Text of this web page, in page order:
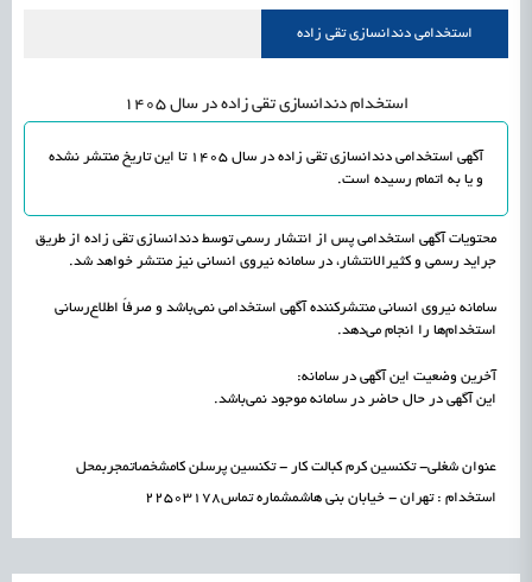
اشتغال و کارآفرینی راه‌اندازی «کارخانه نوآوری مینیاتوری فرآورده‌های گیاهی و طبیعی» در دستور کار معاونتاستخدامی دندانسازی تقی زاده
استخدام دندانسازی تقی زاده در سال 1405
آگهی استخدامی دندانسازی تقی زاده در سال 1405 تا این تاریخ منتشر نشده
و یا به اتمام رسیده است.
محتویات آگهی استخدامی پس از انتشار رسمی توسط دندانسازی تقی زاده از طریق
جراید رسمی و کثیرالانتشار، در سامانه نیروی انسانی نیز منتشر خواهد شد.
سامانه نیروی انسانی منتشرکننده آگهی استخدامی نمی‌باشد و صرفاً اطلاع‌رسانی
استخدام‌ها را انجام می‌دهد.
آخرین وضعیت این آگهی در سامانه:
این آگهی در حال حاضر در سامانه موجود نمی‌باشد.
عنوان شغلی- تکنسین کرم کبالت کار - تکنسین پرسلن کامشخصاتمجربمحل
استخدام : تهران - خیابان بني هاشمشماره تماس22503178